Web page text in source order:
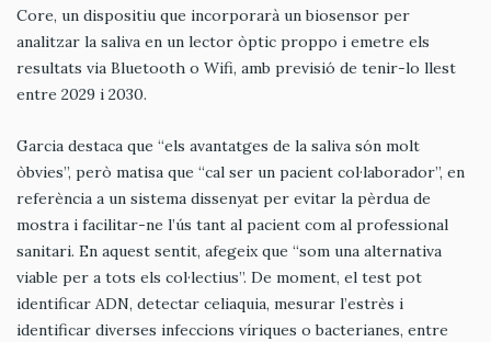
Core, un dispositiu que incorporarà un biosensor per
analitzar la saliva en un lector òptic proppo i emetre els
resultats via Bluetooth o Wifi, amb previsió de tenir-lo llest
entre 2029 i 2030.
Garcia destaca que “els avantatges de la saliva són molt
òbvies”, però matisa que “cal ser un pacient col·laborador”, en
referència a un sistema dissenyat per evitar la pèrdua de
mostra i facilitar-ne l’ús tant al pacient com al professional
sanitari. En aquest sentit, afegeix que “som una alternativa
viable per a tots els col·lectius”. De moment, el test pot
identificar ADN, detectar celiaquia, mesurar l’estrès i
identificar diverses infeccions víriques o bacterianes, entre